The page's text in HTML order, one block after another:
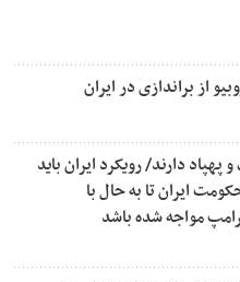
از براندازی در ایران
دارند/ رویکرد ایران باید
ایران تا به حال با
مواجه شده باشد